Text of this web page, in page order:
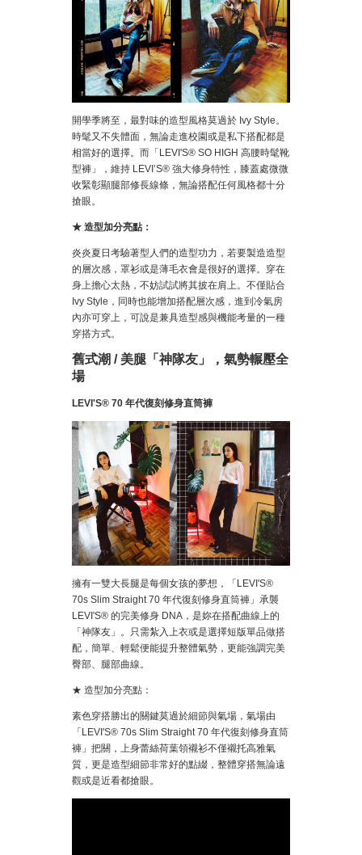
開學季將至，最對味的造型風格莫過於 Ivy Style。
時髦又不失體面，無論走進校園或是私下搭配都是
相當好的選擇。而「LEVI'S® SO HIGH 高腰時髦靴
型褲」，維持 LEVI’S® 強大修身特性，膝蓋處微微
收緊彰顯腿部修長線條，無論搭配任何風格都十分
搶眼。
★ 造型加分亮點：
炎炎夏日考驗著型人們的造型功力，若要製造造型
的層次感，罩衫或是薄毛衣會是很好的選擇。穿在
身上擔心太熱，不妨試試將其披在肩上。不僅貼合
Ivy Style，同時也能增加搭配層次感，進到冷氣房
內亦可穿上，可說是兼具造型感與機能考量的一種
穿搭方式。
舊式潮 / 美腿「神隊友」，氣勢輾壓全
場
LEVI'S® 70 年代復刻修身直筒褲
擁有一雙大長腿是每個女孩的夢想，「LEVI'S®
70s Slim Straight 70 年代復刻修身直筒褲」承襲
LEVI'S® 的完美修身 DNA，是妳在搭配曲線上的
「神隊友」。只需紮入上衣或是選擇短版單品做搭
配，簡單、輕鬆便能提升整體氣勢，更能強調完美
臀部、腿部曲線。
★ 造型加分亮點：
素色穿搭勝出的關鍵莫過於細節與氣場，氣場由
「LEVI'S® 70s Slim Straight 70 年代復刻修身直筒
褲」把關，上身蕾絲荷葉領襯衫不僅襯托高雅氣
質，更是造型細節非常好的點綴，整體穿搭無論遠
觀或是近看都搶眼。